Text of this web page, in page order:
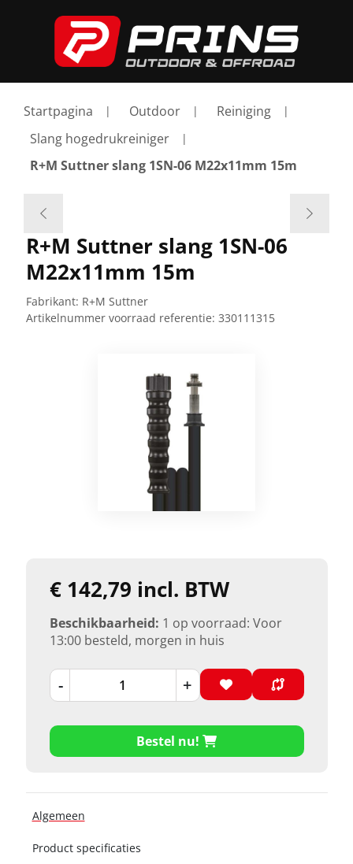
Startpagina Outdoor
Reiniging
Slang hogedrukreiniger
R+M Suttner slang 1SN-06 M22x11mm 15m
R+M Suttner slang 1SN-06
M22x11mm 15m
Fabrikant: R+M Suttner
Artikelnummer voorraad referentie: 330111315
€ 142,79 incl. BTW
Beschikbaarheid: 1 op voorraad: Voor
13:00 besteld, morgen in huis
- +
Bestel nu!
Algemeen
Product specificaties